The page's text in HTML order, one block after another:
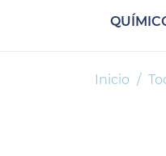
Inicio